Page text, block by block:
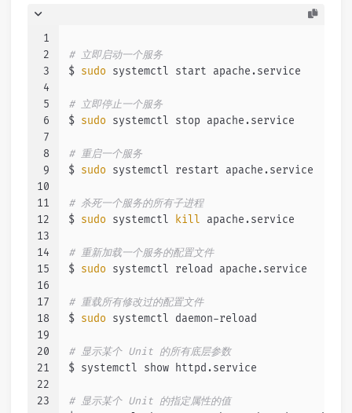
1
2
3
4
5
6
7
8
9
10
11
12
13
14
15
16
17
18
19
20
21
22
23
# 立即启动一个服务
$ sudo systemctl start apache.service
# 立即停止一个服务
$ sudo systemctl stop apache.service
# 重启一个服务
$ sudo systemctl restart apache.service
# 杀死一个服务的所有子进程
$ sudo systemctl kill apache.service
# 重新加载一个服务的配置文件
$ sudo systemctl reload apache.service
# 重载所有修改过的配置文件
$ sudo systemctl daemon-reload
# 显示某个 Unit 的所有底层参数
$ systemctl show httpd.service
# 显示某个 Unit 的指定属性的值